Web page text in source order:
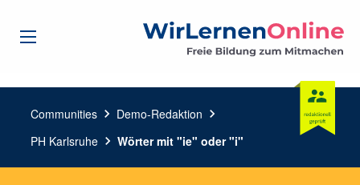
Communities chevron_right Demo-Redaktion chevron_right
PH Karlsruhe chevron_right Wörter mit "ie" oder "i"